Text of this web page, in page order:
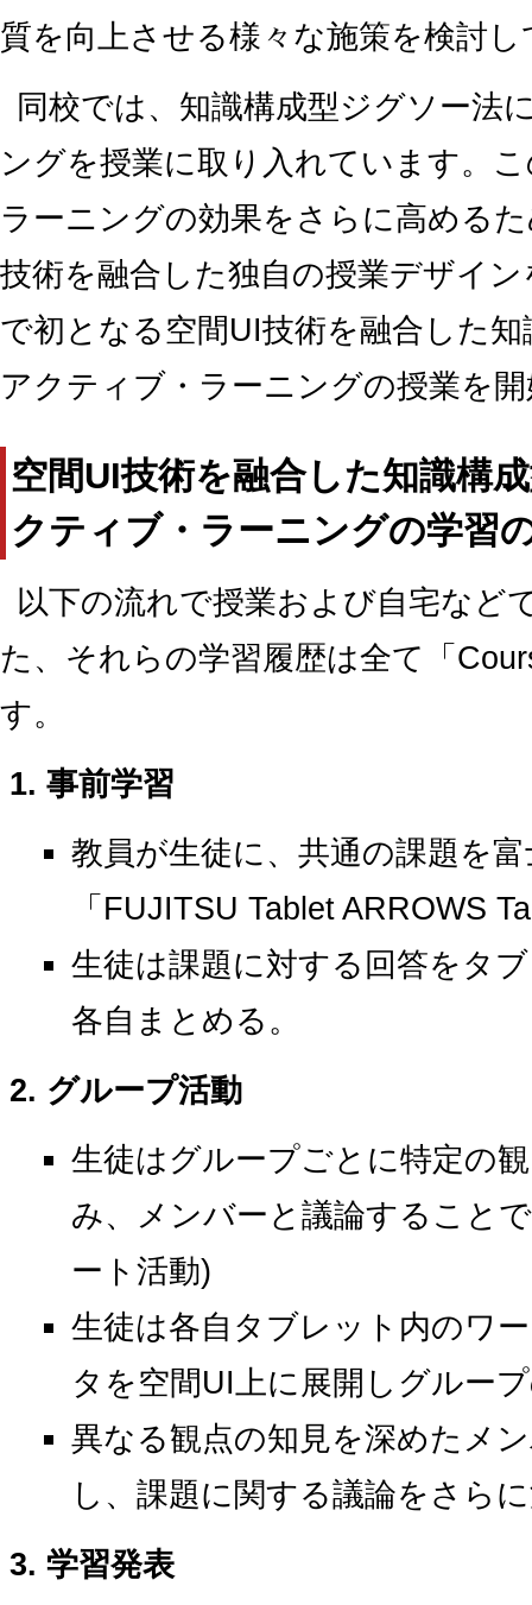
質を向上させる様々な施策を検討
同校では、知識構成型ジグソー法
ングを授業に取り入れています。
ラーニングの効果をさらに高める
技術を融合した独自の授業デザイ
で初となる空間UI技術を融合した
アクティブ・ラーニングの授業を
空間UI技術を融合した知識構
クティブ・ラーニングの学習
以下の流れで授業および自宅など
た、それらの学習履歴は全て「
す。
事前学習
教員が生徒に、共通の課題を
「FUJITSU Tablet ARROWS
生徒は課題に対する回答をタ
各自まとめる。
グループ活動
生徒はグループごとに特定の
み、メンバーと議論すること
ート活動)
生徒は各自タブレット内のワ
タを空間UI上に展開しグルー
異なる観点の知見を深めたメ
し、課題に関する議論をさら
学習発表